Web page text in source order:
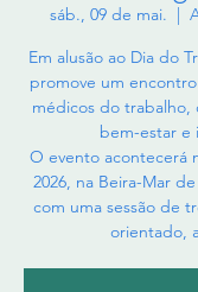
sáb., 09 de mai.
  |
Em alusão ao Dia do
promove um
médicos do trabalho,
bem-estar e
O evento acontecerá
2026, na Beira-Mar
com uma sessão de
orientado,